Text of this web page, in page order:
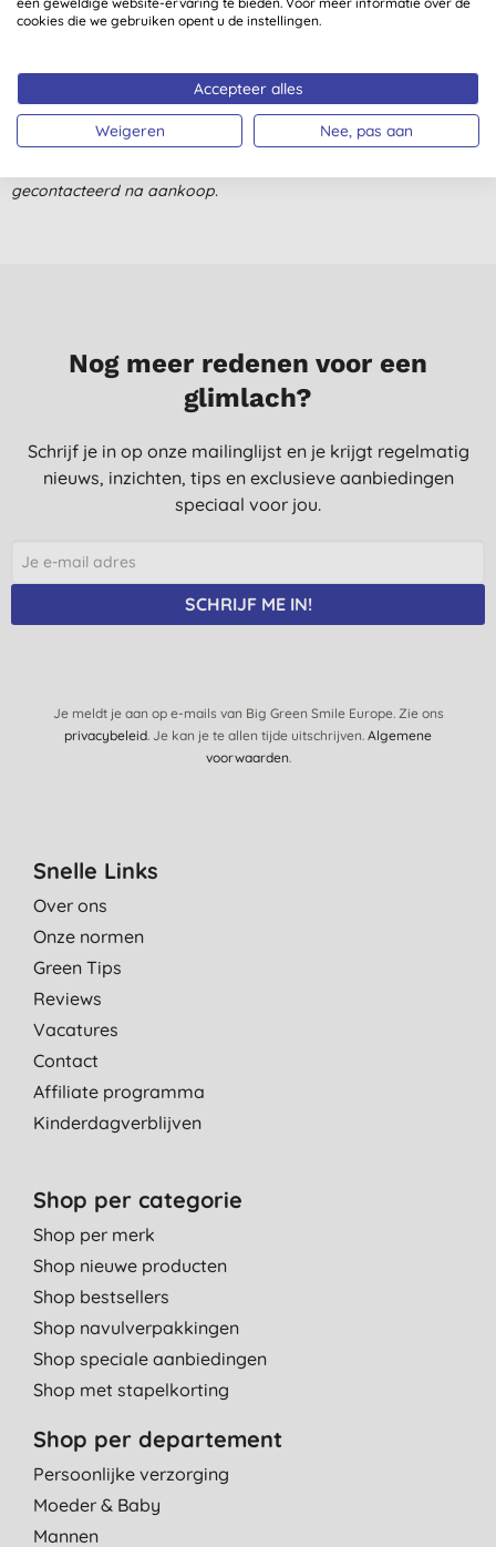
25-5-2026
W. V. N., Dronten
3-6-2023
gecontacteerd na aankoop.
Nog meer redenen voor een
glimlach?
Schrijf je in op onze mailinglijst en je krijgt regelmatig
nieuws, inzichten, tips en exclusieve aanbiedingen
speciaal voor jou.
SCHRIJF ME IN!
Je meldt je aan op e-mails van Big Green Smile Europe. Zie ons
privacybeleid. Je kan je te allen tijde uitschrijven. Algemene
voorwaarden.
Snelle Links
Over ons
Onze normen
Green Tips
Reviews
Vacatures
Contact
Affiliate programma
Kinderdagverblijven
Shop per categorie
Shop per merk
Shop nieuwe producten
Shop bestsellers
Shop navulverpakkingen
Shop speciale aanbiedingen
Shop met stapelkorting
Shop per departement
Persoonlijke verzorging
Moeder & Baby
Mannen
cookies die we gebruiken opent u de instellingen.
Accepteer alles
Weigeren Nee, pas aan